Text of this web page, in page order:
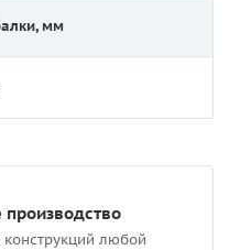
мм
производство
любой